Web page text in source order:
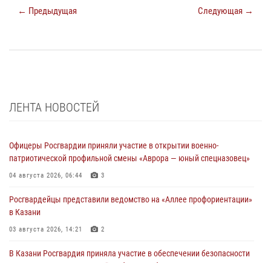
← Предыдущая Следующая →
ЛЕНТА НОВОСТЕЙ
Офицеры Росгвардии приняли участие в открытии военно-
патриотической профильной смены «Аврора — юный спецназовец»
04 августа 2026, 06:44 3
Росгвардейцы представили ведомство на «Аллее профориентации»
в Казани
03 августа 2026, 14:21 2
В Казани Росгвардия приняла участие в обеспечении безопасности